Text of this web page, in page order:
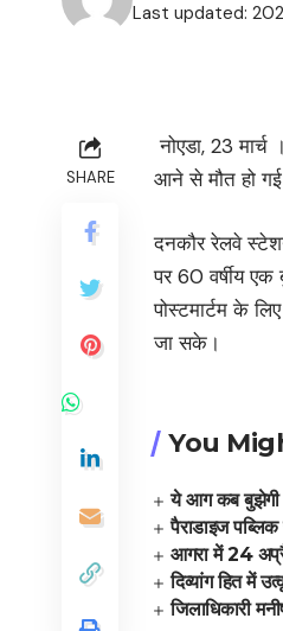
Last updated:
SHARE
नोएडा, 23
आने से मौत हो
दनकौर रेलवे
पर 60 वर्षीय
पोस्टमार्टम के
जा सके।
You
ये आग कब बुझेगी
पैराडाइज
आगरा में 24
दिव्यांग हित में
जिलाधिकारी